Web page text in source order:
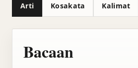
Arti Kosakata Kalimat
Bacaan